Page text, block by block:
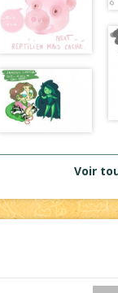
Voir